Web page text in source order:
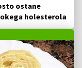
ostane
holesterola